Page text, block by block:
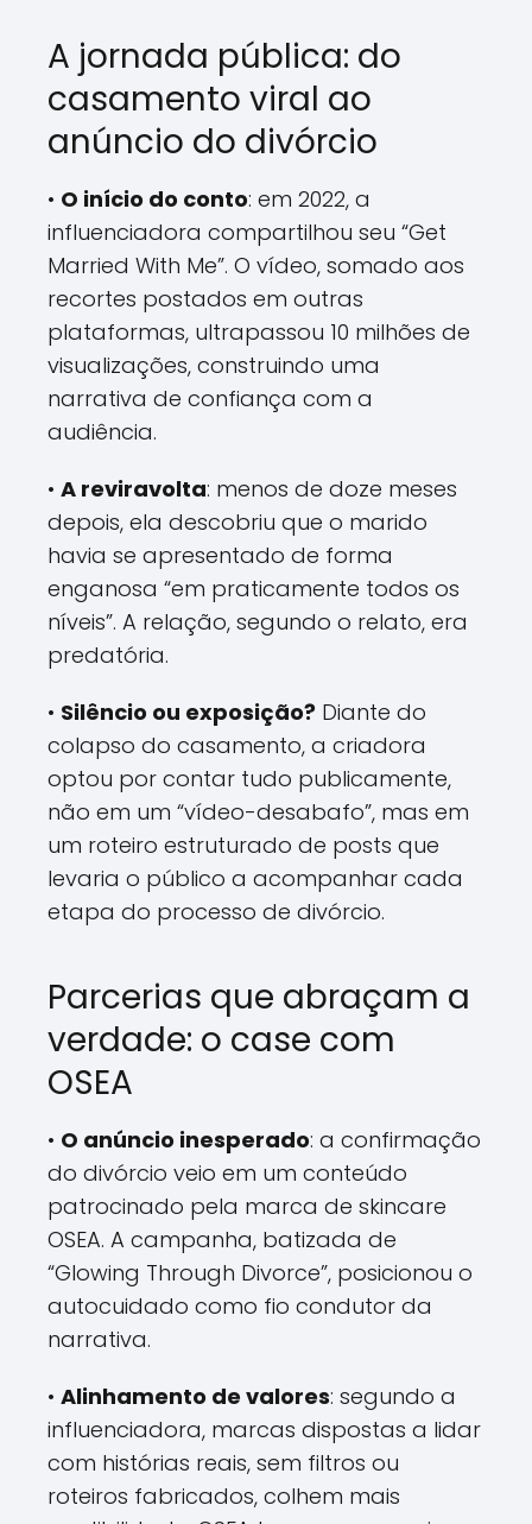
A jornada pública: do
casamento viral ao
anúncio do divórcio
• O início do conto: em 2022, a
influenciadora compartilhou seu “Get
Married With Me”. O vídeo, somado aos
recortes postados em outras
plataformas, ultrapassou 10 milhões de
visualizações, construindo uma
narrativa de confiança com a
audiência.
• A reviravolta: menos de doze meses
depois, ela descobriu que o marido
havia se apresentado de forma
enganosa “em praticamente todos os
níveis”. A relação, segundo o relato, era
predatória.
• Silêncio ou exposição? Diante do
colapso do casamento, a criadora
optou por contar tudo publicamente,
não em um “vídeo-desabafo”, mas em
um roteiro estruturado de posts que
levaria o público a acompanhar cada
etapa do processo de divórcio.
Parcerias que abraçam a
verdade: o case com
OSEA
• O anúncio inesperado: a confirmação
do divórcio veio em um conteúdo
patrocinado pela marca de skincare
OSEA. A campanha, batizada de
“Glowing Through Divorce”, posicionou o
autocuidado como fio condutor da
narrativa.
• Alinhamento de valores: segundo a
influenciadora, marcas dispostas a lidar
com histórias reais, sem filtros ou
roteiros fabricados, colhem mais